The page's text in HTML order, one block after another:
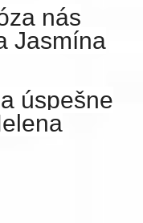
nás
Jasmína
úspešne